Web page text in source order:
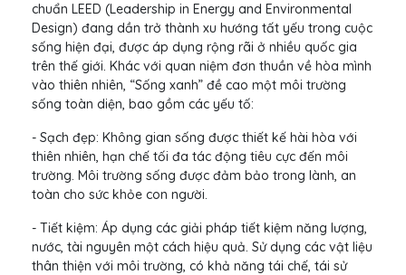
chuẩn LEED (Leadership in Energy and Environmental
Design) đang dần trở thành xu hướng tất yếu trong cuộc
sống hiện đại, được áp dụng rộng rãi ở nhiều quốc gia
trên thế giới. Khác với quan niệm đơn thuần về hòa mình
vào thiên nhiên, “Sống xanh” đề cao một môi trường
sống toàn diện, bao gồm các yếu tố:
- Sạch đẹp: Không gian sống được thiết kế hài hòa với
thiên nhiên, hạn chế tối đa tác động tiêu cực đến môi
trường. Môi trường sống được đảm bảo trong lành, an
toàn cho sức khỏe con người.
- Tiết kiệm: Áp dụng các giải pháp tiết kiệm năng lượng,
nước, tài nguyên một cách hiệu quả. Sử dụng các vật liệu
thân thiện với môi trường, có khả năng tái chế, tái sử